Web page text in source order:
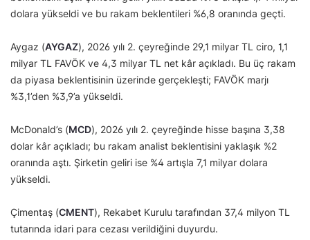
dolara yükseldi ve bu rakam beklentileri %6,8 oranında geçti.
Aygaz (AYGAZ), 2026 yılı 2. çeyreğinde 29,1 milyar TL ciro, 1,1
milyar TL FAVÖK ve 4,3 milyar TL net kâr açıkladı. Bu üç rakam
da piyasa beklentisinin üzerinde gerçekleşti; FAVÖK marjı
%3,1’den %3,9’a yükseldi.
McDonald’s (MCD), 2026 yılı 2. çeyreğinde hisse başına 3,38
dolar kâr açıkladı; bu rakam analist beklentisini yaklaşık %2
oranında aştı. Şirketin geliri ise %4 artışla 7,1 milyar dolara
yükseldi.
Çimentaş (CMENT), Rekabet Kurulu tarafından 37,4 milyon TL
tutarında idari para cezası verildiğini duyurdu.